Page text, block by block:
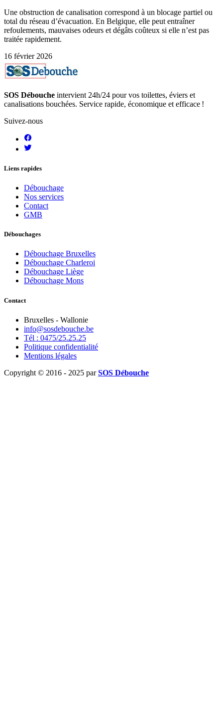
Une obstruction de canalisation correspond à un blocage partiel ou
total du réseau d’évacuation. En Belgique, elle peut entraîner
refoulements, mauvaises odeurs et dégâts coûteux si elle n’est pas
traitée rapidement.
16 février 2026
SOS Débouche intervient 24h/24 pour vos toilettes, éviers et
canalisations bouchées. Service rapide, économique et efficace !
Suivez-nous
Liens rapides
Débouchage
Nos services
Contact
GMB
Débouchages
Débouchage Bruxelles
Débouchage Charleroi
Débouchage Liège
Débouchage Mons
Contact
Bruxelles - Wallonie
info@sosdebouche.be
Tél : 0475/25.25.25
Politique confidentialité
Mentions légales
Copyright © 2016 - 2025 parSOS Débouche